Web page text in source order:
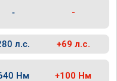
- -
л.с. +69 л.с.
Нм +100 Нм